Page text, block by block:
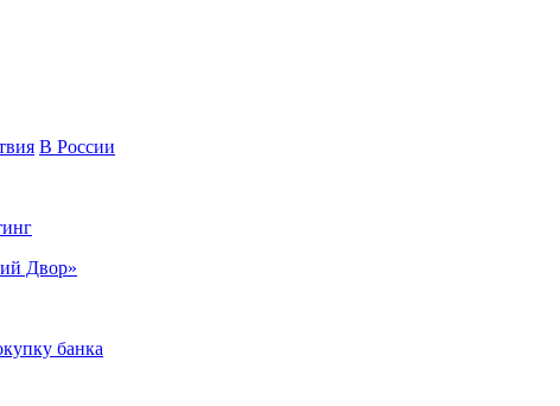
В России
Двор»
банка